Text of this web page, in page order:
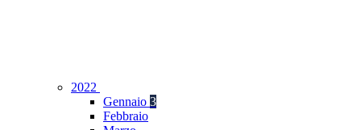
2022
Gennaio 3
Febbraio